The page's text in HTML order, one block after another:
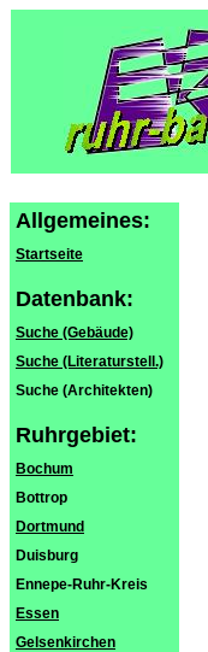
Allgemeines:
Startseite
Datenbank:
Suche (Gebäude)
Suche (Literaturstell.)
Suche (Architekten)
Ruhrgebiet:
Bochum
Bottrop
Dortmund
Duisburg
Ennepe-Ruhr-Kreis
Essen
Gelsenkirchen